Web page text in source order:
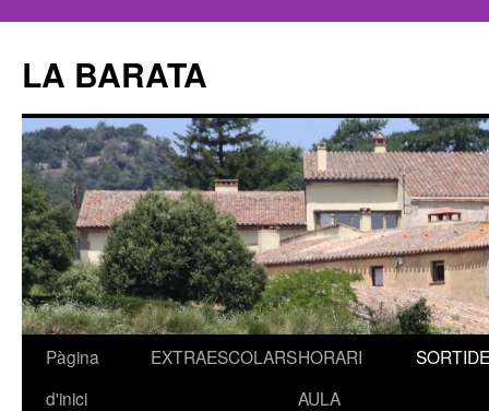
LA BARATA
Vés
Pàgina
d'inici
EXTRAESCOLARSHORARI
AULA